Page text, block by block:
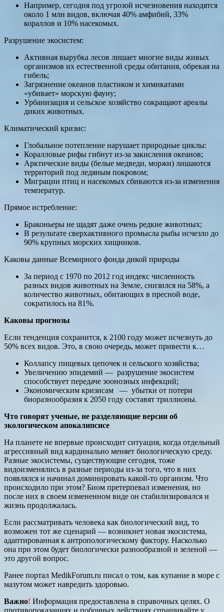
Например, сегодня под угрозой исчезновения находятся
около 1 млн видов, включая 40% амфибий, 33%
кораллов и 10% насекомых.
Разрушение экосистем:
Активная вырубка лесов лишает многие виды живых
организмов их естественной среды обитания, обрекая на
гибель;
Загрязнение океанов пластиком и химикатами
«убивает» морскую фауну;
Урбанизация и сельское хозяйство сокращают ареалы
диких животных.
Климатический кризис:
Глобальное потепление нарушает природные циклы:
Коралловые рифы гибнут из-за закисления океанов;
Арктические виды (белые медведи, моржи) лишаются
территорий под ледяным покровом;
Миграции птиц и насекомых сбиваются из-за изменения
температур.
Прямое истребление:
Браконьеры не щадят даже очень редкие животных;
В результате сверхактивного промысла рыбы исчезло до
90% крупных морских хищников.
Каковы данные Всемирного фонда дикой природы
За период с 1970 по 2012 год индекс численность
разных видов животных на Земле, снизился на 58%, а
количество животных, обитающих в пресной воде,
сократилось на 81%.
Каковы прогнозы
Если тенденция сохранится, к 2100 году может исчезнуть до
50% всех видов. Это, в свою очередь, может привести к…
Коллапсу пищевых цепочек и сельского хозяйства;
Увеличению эпидемий — разрушение экосистем
способствует передаче зоонозных инфекций;
Экономическим кризисам — убытки от потери
биоразнообразия к 2050 году составят триллионы.
Что говорят ученые, не разделяющие версии об
экологическом апокалипсисе
На планете не впервые происходит ситуация, когда отдельный
агрессивный вид кардинально меняет биологическую среду.
Разные экосистемы, существующие сегодня, тоже
видоизменялись в разные периоды из-за того, что в них
появлялся и начинал доминировать какой-то организм. Что
происходило при этом? Биом претерпевал изменения, но
после них в своем измененном виде он стабилизировался и
жизнь продолжалась.
Если рассматривать человека как биологический вид, то
возможен тот же сценарий — возникнет новая экосистема,
адаптированная к антропологическому фактору. Насколько
она при этом будет биологически разнообразной и зеленой —
это другой вопрос.
Ранее портал MedikForum.ru писал о том, как купание в море с
мазутом может навредить здоровью.
Важно! Информация предоставлена в справочных целях. О
противопоказаниях и побочных действиях спрашивайте у